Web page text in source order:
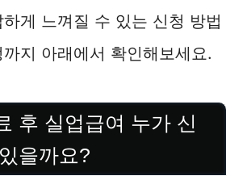
게 느껴질 수 있는 신청 방법
지 아래에서 확인해보세요.
후 실업급여 누가 신
을까요?